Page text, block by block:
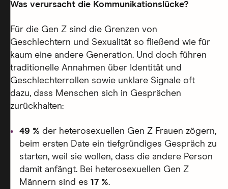
Was verursacht die Kommunikationslücke?
Für die Gen Z sind die Grenzen von
Geschlechtern und Sexualität so fließend wie für
kaum eine andere Generation. Und doch führen
traditionelle Annahmen über Identität und
Geschlechterrollen sowie unklare Signale oft
dazu, dass Menschen sich in Gesprächen
zurückhalten:
49 % der heterosexuellen Gen Z Frauen zögern,
beim ersten Date ein tiefgründiges Gespräch zu
starten, weil sie wollen, dass die andere Person
damit anfängt. Bei heterosexuellen Gen Z
Männern sind es 17 %.